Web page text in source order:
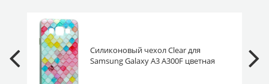
Силиконовый чехол Clear для
Samsung Galaxy A3 A300F цветная